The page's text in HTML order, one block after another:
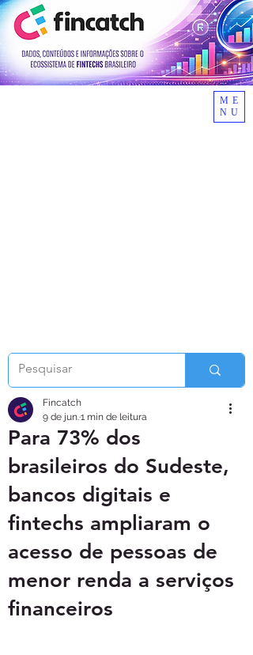
ME
NU
Para 73% dos
brasileiros do Sudeste,
bancos digitais e
fintechs ampliaram o
acesso de pessoas de
menor renda a serviços
financeiros
Fincatch
9 de jun.1 min de leitura